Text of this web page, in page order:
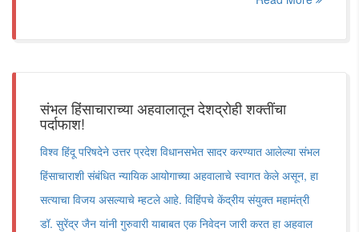
संभल हिंसाचाराच्या अहवालातून देशद्रोही शक्तींचा
पर्दाफाश!
विश्व हिंदू परिषदेने उत्तर प्रदेश विधानसभेत सादर करण्यात आलेल्या संभल
हिंसाचाराशी संबंधित न्यायिक आयोगाच्या अहवालाचे स्वागत केले असून, हा
सत्याचा विजय असल्याचे म्हटले आहे. विहिंपचे केंद्रीय संयुक्त महामंत्री
डॉ. सुरेंद्र जैन यांनी गुरुवारी याबाबत एक निवेदन जारी करत हा अहवाल